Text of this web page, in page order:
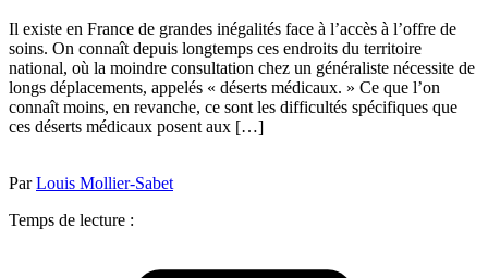
Il existe en France de grandes inégalités face à l’accès à l’offre de
soins. On connaît depuis longtemps ces endroits du territoire
national, où la moindre consultation chez un généraliste nécessite de
longs déplacements, appelés « déserts médicaux. » Ce que l’on
connaît moins, en revanche, ce sont les difficultés spécifiques que
ces déserts médicaux posent aux […]
ParLouis Mollier-Sabet
Temps de lecture :